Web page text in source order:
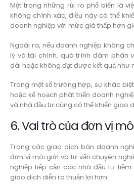
Một trong những rủi ro phổ biến là
không chính xác, điều này có thể
doanh nghiệp với mức giá thấp hơn
Ngoài ra, nếu doanh nghiệp không
lý và tài chính, quá trình đàm phán
dài hoặc không đạt được kết quả như
Trong một số trường hợp, sự khác
hoặc kế hoạch phát triển doanh
và nhà đầu tư cũng có thể khiến giao
6. Vai trò của đơn vị
Trong các giao dịch bán doanh
đơn vị môi giới và tư vấn chuyên
nghiệp tiếp cận các nhà đầu tư
giao dịch diễn ra thuận lợi hơn.